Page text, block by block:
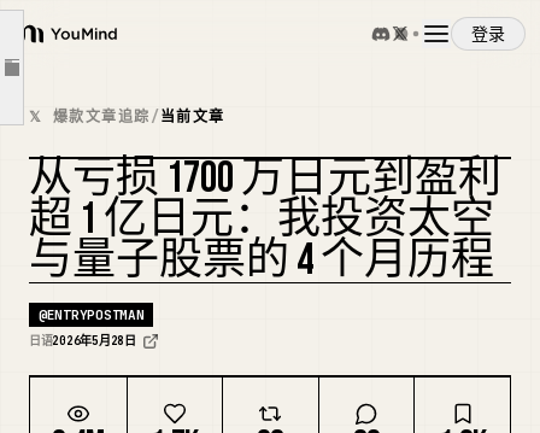
YouMind
登录
概览
使用案例
技能
提示词
文章大纲
我不建议任何人模仿。
这是一次从太空到原宿铜锣烧店的资本轮换。
一切都在朝着 6 月 12 日史上最大规模的 SpaceX IPO 迈进。
现在是广告时间！！
让我们一起 "moomoo" 吧。
𝕏 爆款文章追踪/当前文章
从亏损 1700 万日元到盈利
超 1 亿日元：我投资太空
与量子股票的 4 个月历程
@ENTRYPOSTMAN
日语2026年5月28日